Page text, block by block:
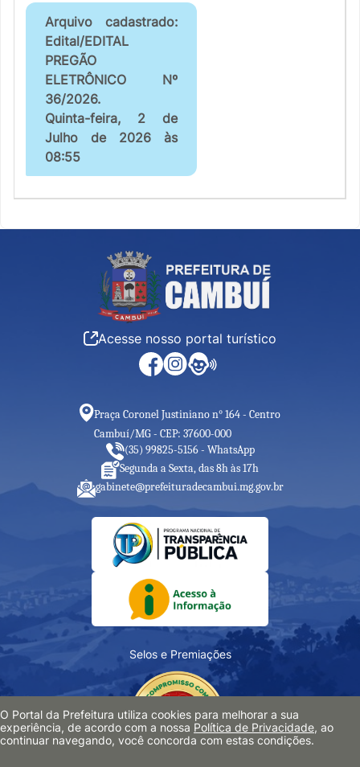
Arquivo cadastrado:
Edital/EDITAL
PREGÃO
ELETRÔNICO Nº
36/2026.
Quinta-feira, 2 de
Julho de 2026 às
08:55
Acesse nosso portal turístico
Praça Coronel Justiniano n° 164 - Centro
Cambuí/MG - CEP: 37600-000
(35) 99825-5156 - WhatsApp
Segunda a Sexta, das 8h às 17h
gabinete@prefeituradecambui.mg.gov.br
Selos e Premiações
O Portal da Prefeitura utiliza cookies para melhorar a sua
experiência, de acordo com a nossa Política de Privacidade, ao
continuar navegando, você concorda com estas condições.